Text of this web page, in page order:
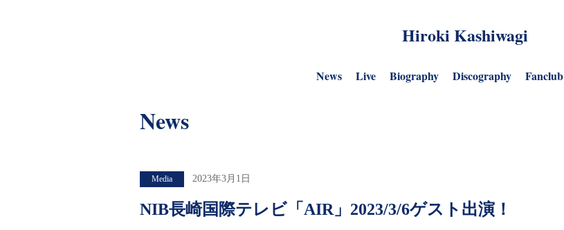
Hiroki Kashiwagi
News Live Biography Discography Fanclub
News
Media 2023年3月1日
NIB長崎国際テレビ「AIR」2023/3/6ゲスト出演！